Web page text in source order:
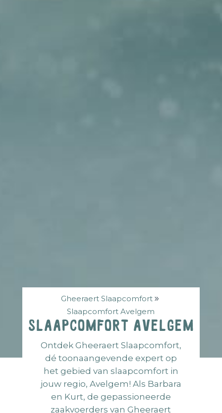
Gheeraert Slaapcomfort
Slaapcomfort Avelgem
Slaapcomfort Avelgem
Ontdek Gheeraert Slaapcomfort,
dé toonaangevende expert op
het gebied van slaapcomfort in
jouw regio, Avelgem! Als Barbara
en Kurt, de gepassioneerde
zaakvoerders van Gheeraert